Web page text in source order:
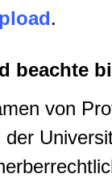
.
beachte
von
der